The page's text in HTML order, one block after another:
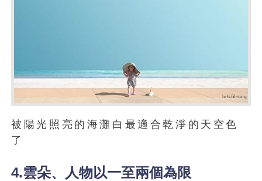
被陽光照亮的海灘白最適合乾淨的天空色
了
4.雲朵、人物以一至兩個為限